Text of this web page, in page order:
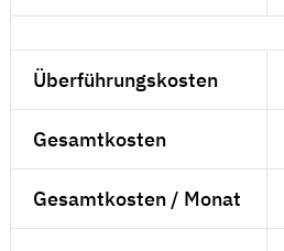
Überführungskosten
Gesamtkosten
Gesamtkosten / Monat